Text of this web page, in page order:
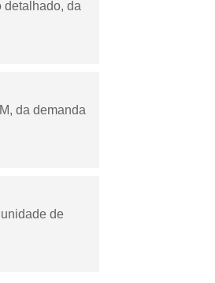
detalhado, da
da demanda
de